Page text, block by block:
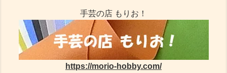
手芸の店 もりお！
https://morio-hobby.com/